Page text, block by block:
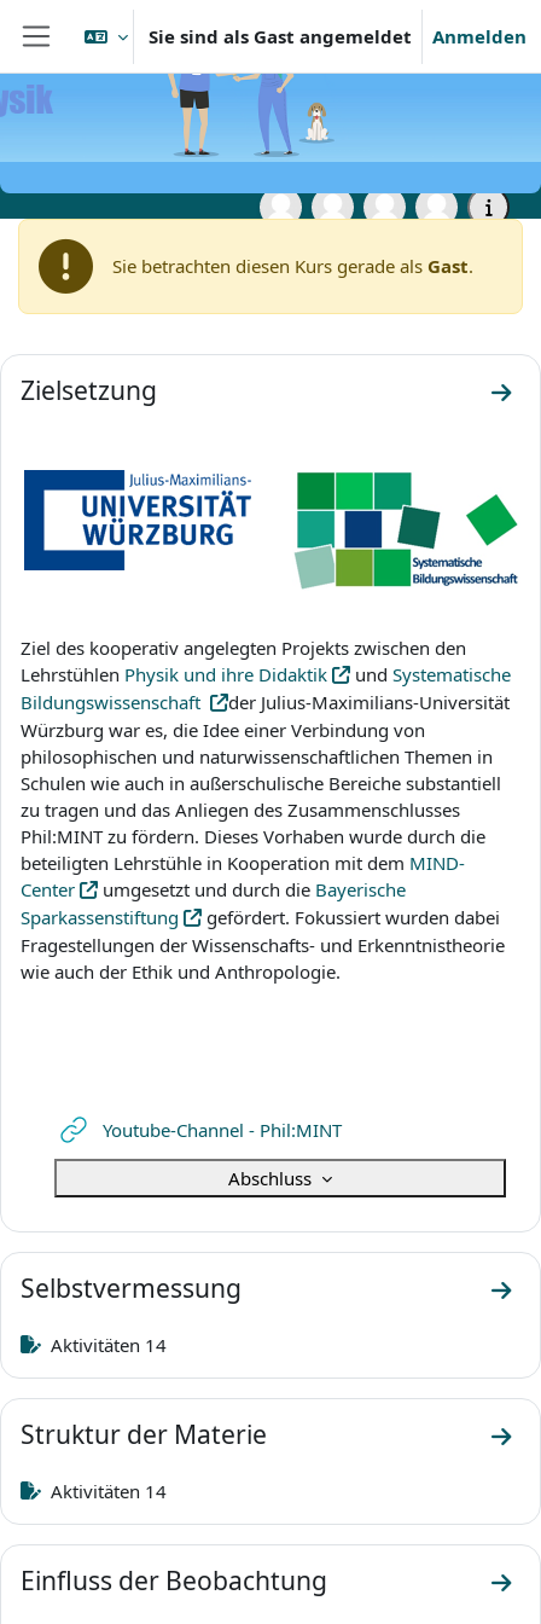
Zum Hauptinhalt
Website-Übersicht
Sie sind als Gast angemeldet Anmelden
Open Universität Würzburg
Phil:MINT - Welt-Sichten in
Philosophie und Physik
Sie betrachten diesen Kurs gerade als Gast.
Abschnittsübersicht
Zielsetzung
Ziel des kooperativ angelegten Projekts zwischen den
Lehrstühlen Physik und ihre Didaktik und Systematische
Bildungswissenschaft
der Julius-Maximilians-Universität
Würzburg war es, die Idee einer Verbindung von
philosophischen und naturwissenschaftlichen Themen in
Schulen wie auch in außerschulische Bereiche substantiell
zu tragen und das Anliegen des Zusammenschlusses
Phil:MINT zu fördern. Dieses Vorhaben wurde durch die
beteiligten Lehrstühle in Kooperation mit dem MIND-
Center
umgesetzt und durch die Bayerische
Sparkassenstiftung
gefördert. Fokussiert wurden dabei
Fragestellungen der Wissenschafts- und Erkenntnistheorie
wie auch der Ethik und Anthropologie.
Youtube-Channel - Phil:MINTLink/URL
Abschluss
Selbstvermessung
Aktivitäten 14
Struktur der Materie
Aktivitäten 14
Einfluss der Beobachtung